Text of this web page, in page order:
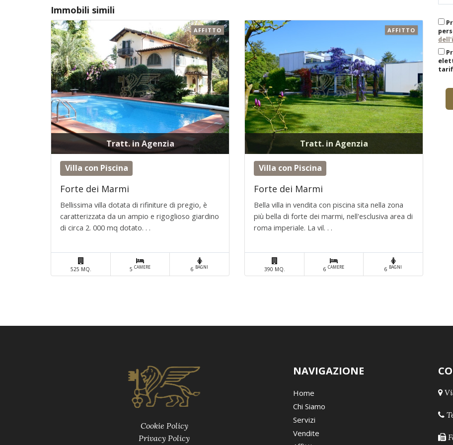
Immobili simili
Tratt. in Agenzia
AFFITTO
Villa con Piscina
Forte dei Marmi
Вellissima villa dotata di rifiniture di pregio, è
caratterizzata da un ampio e rigoglioso giardino
di circa 2. 000 mq dotato. . .
525 MQ. 5CAMERE 6 BAGNI
Tratt. in Agenzia
AFFITTO
Villa con Piscina
Forte dei Marmi
Bella villa in vendita con piscina sita nella zona
più bella di forte dei marmi, nell'esclusiva area di
roma imperiale. La vil. . .
390 MQ. 6CAMERE 6 BAGNI
Cookie Policy
Privacy Policy
NAVIGAZIONE
Home
Chi Siamo
Servizi
Vendite